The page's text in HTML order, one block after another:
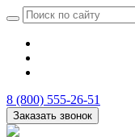
8 (800) 555-26-51
Заказать звонок